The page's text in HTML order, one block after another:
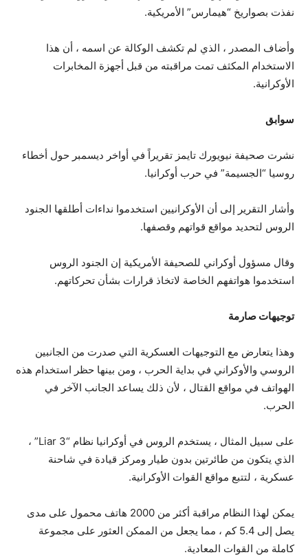
نفذت بصواريخ “هيمارس” الأمريكية.
وأضاف المصدر ، الذي لم تكشف الوكالة عن اسمه ، أن هذا
الاستخدام المكثف تمت مراقبته من قبل أجهزة المخابرات
الأوكرانية.
سوابق
نشرت صحيفة نيويورك تايمز تقريراً في أواخر ديسمبر حول أخطاء
روسيا “الجسيمة” في حرب أوكرانيا.
وأشار التقرير إلى أن الأوكرانيين استخدموا نداءات أطلقها الجنود
الروس لتحديد مواقع قواتهم وقصفها.
وقال مسؤول أوكراني للصحيفة الأمريكية إن الجنود الروس
استخدموا هواتفهم الخاصة لاتخاذ قرارات بشأن تحركاتهم.
توجيهات صارمة
وهذا يتعارض مع التوجيهات العسكرية التي صدرت من الجانبين
الروسي والأوكراني في بداية الحرب ، ومن بينها حظر استخدام هذه
الهواتف في مواقع القتال ، لأن ذلك يساعد الجانب الآخر في
الحرب.
على سبيل المثال ، يستخدم الروس في أوكرانيا نظام “Liar 3” ،
الذي يتكون من طائرتين بدون طيار ومركز قيادة في شاحنة
عسكرية ، لتتبع مواقع القوات الأوكرانية.
يمكن لهذا النظام مراقبة أكثر من 2000 هاتف محمول على مدى
يصل إلى 5.4 كم ، مما يجعل من الممكن العثور على مجموعة
كاملة من القوات المعادية.